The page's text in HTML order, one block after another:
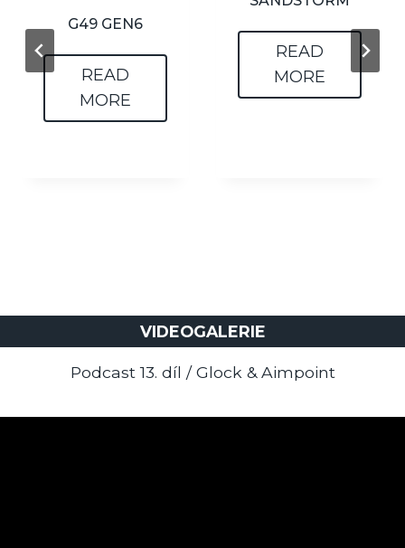
G49 GEN6
READ
MORE
READ
MORE
VIDEOGALERIE
Podcast 13. díl / Glock & Aimpoint